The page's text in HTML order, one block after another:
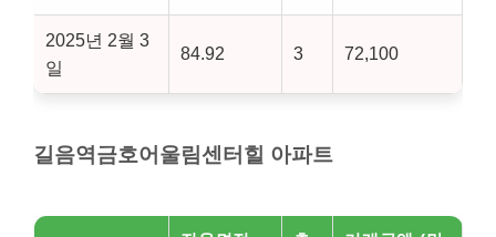
2025년 2월 3
일
84.92 3 72,100
길음역금호어울림센터힐 아파트